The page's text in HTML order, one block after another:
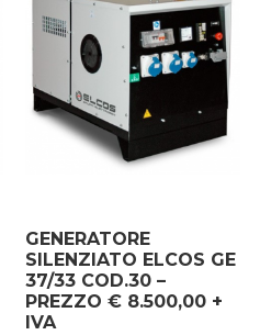
GENERATORE
SILENZIATO ELCOS GE
37/33 COD.30 –
PREZZO € 8.500,00 +
IVA